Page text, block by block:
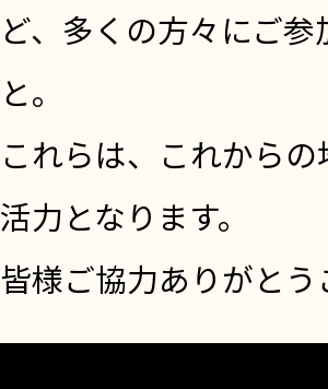
ど、多くの方々にご
と。
これらは、これから
活力となります。
皆様ご協力ありがと